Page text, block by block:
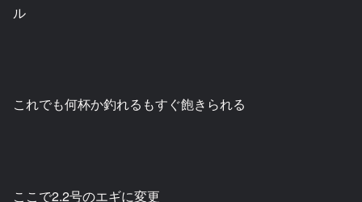
ル
これでも何杯か釣れるもすぐ飽きられる
ここで2.2号のエギに変更